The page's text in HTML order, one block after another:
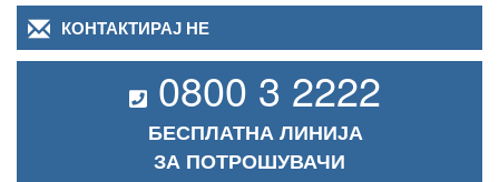
КОНТАКТИРАЈ НЕ
0800 3 2222
БЕСПЛАТНА ЛИНИЈА
ЗА ПОТРОШУВАЧИ